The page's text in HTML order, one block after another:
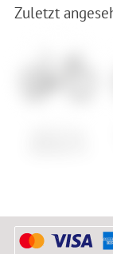
Zuletzt